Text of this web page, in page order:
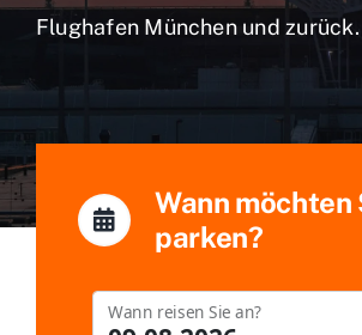
Flughafen München und zurück.
Wann möchten
parken?